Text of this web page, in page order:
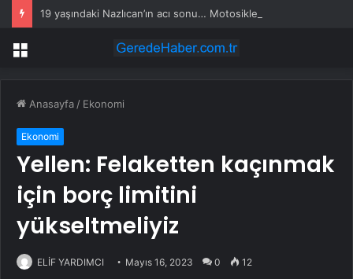
19 yaşındaki Nazlıcan’ın acı sonu… Motosikletle giderken…
Menü
Anasayfa / Ekonomi
Ekonomi
Yellen: Felaketten kaçınmak
için borç limitini
yükseltmeliyiz
ELİF YARDIMCI Mayıs 16, 2023 0 12